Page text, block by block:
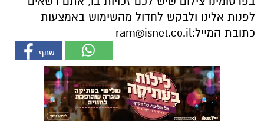
לפנות אלינו ולבקש לחדול מהשימוש באמצעות
כתובת המייל:ram@isnet.co.il